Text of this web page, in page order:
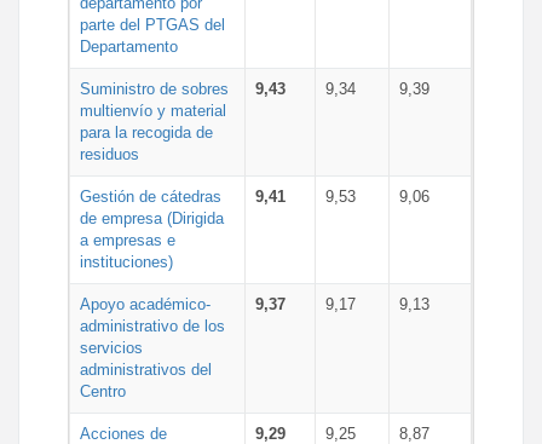
parte del PTGAS del
Departamento
Suministro de sobres
multienvío y material
para la recogida de
residuos
9,43 9,34 9,39
Gestión de cátedras
de empresa (Dirigida
a empresas e
instituciones)
9,41 9,53 9,06
Apoyo académico-
administrativo de los
servicios
administrativos del
Centro
9,37 9,17 9,13
Acciones de
9,29 9,25 8,87